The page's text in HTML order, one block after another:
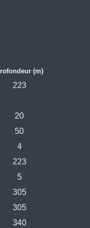
(m)
223
20
50
4
223
5
305
305
340